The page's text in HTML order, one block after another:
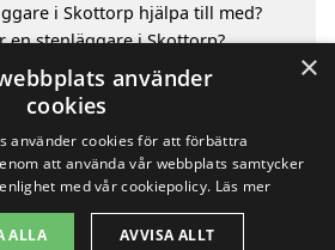
i Skottorp hjälpa till med?
en stenläggare i Skottorp?
stenläggare i Skottorp
stenläggare i de omgivande
2026 - Pilanto Aps
×
använder
cookies
använder cookies för att förbättra
att använda vår webbplats samtycker
med vår cookiepolicy. Läs mer
ALLA AVVISA ALLT